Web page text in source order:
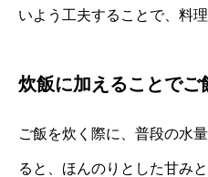
いよう工夫することで、料
炊飯に加えることでご
ご飯を炊く際に、普段の水
ると、ほんのりとした甘み